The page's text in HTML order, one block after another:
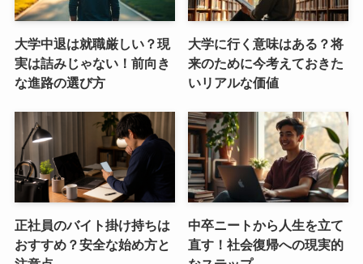
大学中退は就職厳しい？現
実は詰みじゃない！前向き
な進路の選び方
大学に行く意味はある？将
来のために今考えておきた
いリアルな価値
正社員のバイト掛け持ちは
おすすめ？安全な始め方と
中卒ニートから人生を立て
直す！社会復帰への現実的